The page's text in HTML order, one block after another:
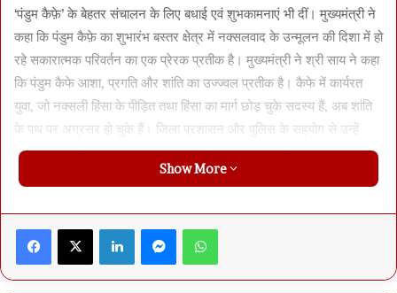
‘पंडुम कैफ़े’ के बेहतर संचालन के लिए बधाई एवं शुभकामनाएं भी दीं। मुख्यमंत्री ने
कहा कि पंडुम कैफ़े का शुभारंभ बस्तर क्षेत्र में नक्सलवाद के उन्मूलन की दिशा में हो
रहे सकारात्मक परिवर्तन का एक प्रेरक प्रतीक है। मुख्यमंत्री ने श्री साय ने कहा
कि पंडुम कैफे आशा, प्रगति और शांति का उज्ज्वल प्रतीक है। कैफे में कार्यरत
युवा, जो नक्सली हिंसा के पीड़ित तथा हिंसा का मार्ग छोड़ चुके सदस्य हैं, अब शांति
के पथ पर अग्रसर हो चुके हैं। जिला प्रशासन और पुलिस के सहयोग से उन्हें
आतिथ्य सेवाओं, कैफ़े प्रबंधन, ग्राहक सेवा, स्वच्छता मानकों, खाद्य सुरक्षा और
उद्यमिता कौशल का गहन प्रशिक्षण प्रदान किया गया है।
इस अवसर पर भावुक होकर एक पूर्व माओवादी कैडर ने कहा कि,“हमने अपने अतीत
में अंधेरा देखा था। आज हमें समाज की सेवा करने का यह अवसर मिला है, यह
हमारे लिए एक नया जन्म है। बारूद की जगह कॉफी परोसना और अपनी मेहनत की
Show More
Facebook X LinkedIn